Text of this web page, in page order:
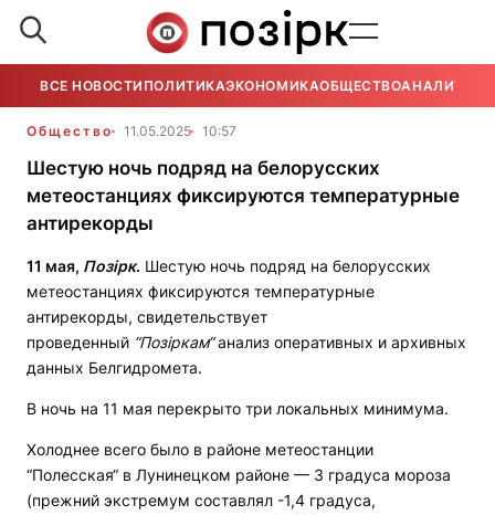
ВСЕ НОВОСТИ ПОЛИТИКАЭКОНОМИКАОБЩЕСТВОАНАЛИТИКА
Общество 11.05.2025 10:57
Шестую ночь подряд на белорусских
метеостанциях фиксируются температурные
антирекорды
11 мая, Позірк. Шестую ночь подряд на белорусских
метеостанциях фиксируются температурные
антирекорды, свидетельствует
проведенный “Позіркам“анализ оперативных и архивных
данных Белгидромета.
В ночь на 11 мая перекрыто три локальных минимума.
Холоднее всего было в районе метеостанции
“Полесская“ в Лунинецком районе — 3 градуса мороза
(прежний экстремум составлял -1,4 градуса,